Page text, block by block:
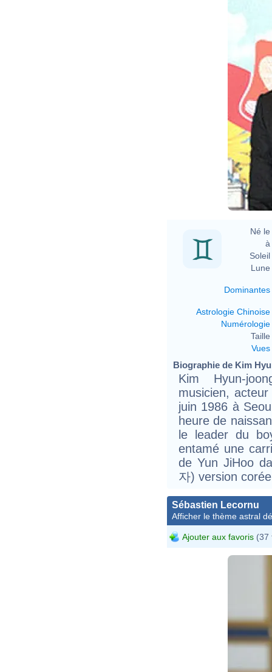
Né le
à
Soleil
Lune
Dominantes
Astrologie Chinoise
Numérologie
Taille
Vues
Biographie de Kim
Kim Hyun-
musicien,
juin 1986 à
heure de
le leader du
entamé une
de Yun JiHoo
자) version
Sébastien Lecornu
Afficher le thème astral
Ajouter aux favoris (37